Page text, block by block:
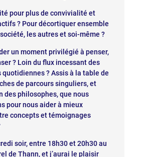
pour plus de convivialité et
? Pour décortiquer ensemble
les autres et soi-même ?
un moment privilégié à penser,
? Loin du flux incessant des
? Assis à la table de
de parcours singuliers, et
des philosophes, que nous
pour nous aider à mieux
concepts et témoignages
soir, entre 18h30 et 20h30 au
de Thann, et j’aurai le plaisir